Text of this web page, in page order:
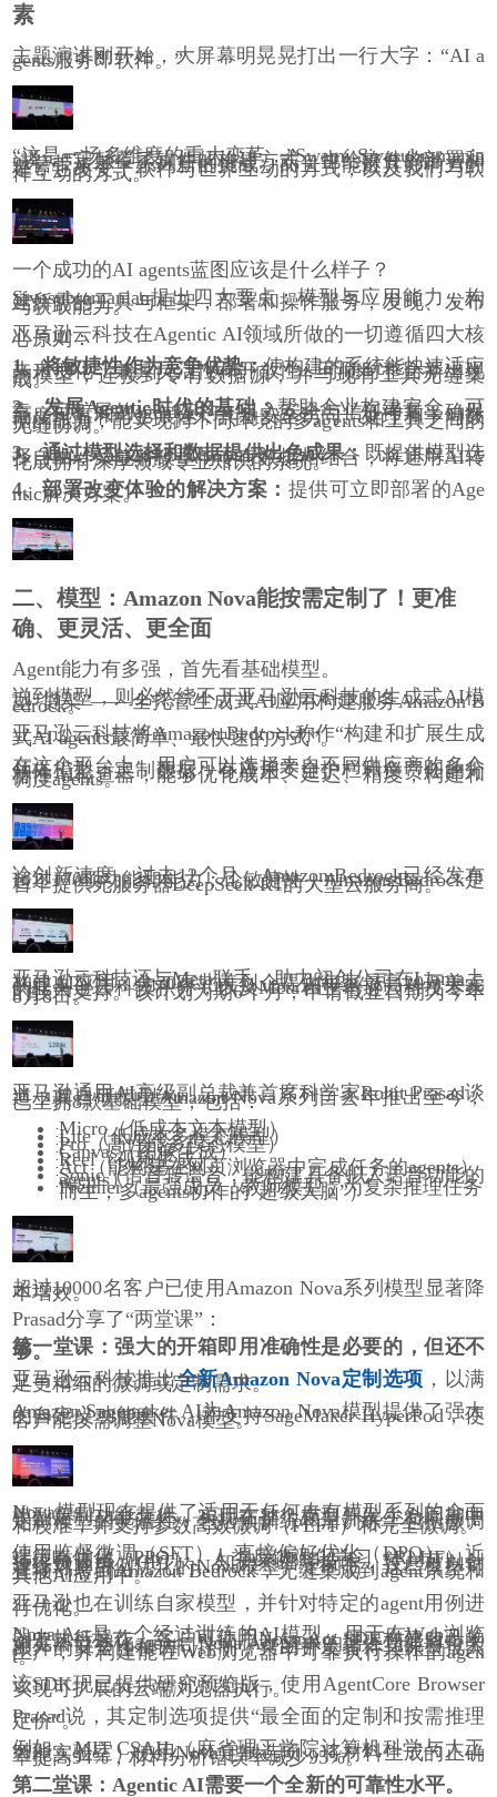
素
主题演讲刚开始，大屏幕明晃晃打出一行大字：“AI a
gents服务即软件。”
“这是一场多维度的重大变革，”Swami Sivasubramania
n说，“它颠覆了软件的构建方式，也给软件的部署和
运营带来了一系列新的挑战，而且可能最具影响力的
是，它改变了软件与世界互动的方式，以及我们与软
件互动的方式。”
一个成功的AI agents蓝图应该是什么样子？
Sivasubramanian提出四大要点：模型与应用能力，构
建所需的工具与框架，部署和操作服务，发现、发布
与获取能力。
亚马逊云科技在Agentic AI领域所做的一切遵循四大核
心原则：
1、将敏捷性作为竞争优势：使构建的系统能快速适应
未来变化，兼具灵活性和开放性，可随时整合新出现
的模型，连接到专有数据源，并与现有工具无缝集
成。
2、发展Agentic时代的基础：帮助企业构建安全、可
靠、可扩展的agent架构，引入安全与信任考量，确保
高度可靠和可扩展性，具备安全访问、处理和学习数
据的能力，能实现跨不同环境的多agents和工具之间的
无缝协调。
3、通过模型选择和数据提供出色成果： 既提供模型选
择自由，又能将模型与专有数据相结合，将通用AI转
化成拥有深厚领域专业知识的系统。
4、部署改变体验的解决方案： 提供可立即部署的Age
ntic解决方案。
二、模型：Amazon Nova能按需定制了！更准
确、更灵活、更全面
Agent能力有多强，首先看基础模型。
说到模型，则必然绕不开亚马逊云科技的生成式AI模
型“货架”——全托管生成式AI应用构建服务Amazon B
edrock。
亚马逊云科技将Amazon Bedrock称作“构建和扩展生成
式AI agents最简单、最快速的方式”。
在这个平台上，用户可以选择来自不同供应商的多个
领先模型，定制数据，有应用安全护栏和负责任的分
析性AI检查器，能够优化成本、延迟、精度，构建和
调度agents。
论创新速度，过去12个月，Amazon Bedrock已经发布
超过170项功能和能力；论敏捷性，Amazon Bedrock是
首个提供无服务器DeepSeek-R1的大型云服务商。
亚马逊云科技还与Meta联手，助力初创公司在Llama上
构建AI应用，为30家北美创企提供每家最高20万美元
的亚马逊云科技积分，以及Meta和亚马逊云科技专家
的技术支持。该计划为期6个月，申请截止日期为今年
8月8日。
亚马逊通用AI高级副总裁兼首席科学家Rohit Prasad谈
道，其自研模型Amazon Nova系列自去年推出至今，
已坐拥8款基础模型，包括：
Micro（低成本文本模型）
Lite（低成本多模态模型）
Pro（高性能多模态模型）
Canvas（图像生成）
Reel（视频生成）
Act（能构建在网页浏览器中完成任务的agents）
Sonic（语音转语音，能构建具备拟人语音功能的
agents）
Premier（最强成员，教师模型，为复杂推理任务
而生，多agents协作的“超级大脑”）
超过10000名客户已使用Amazon Nova系列模型显著降
本增效。
Prasad分享了“两堂课”：
第一堂课：强大的开箱即用准确性是必要的，但还不
够。
亚马逊云科技推出全新Amazon Nova定制选项 ，以满
足更精细的微调或定制需求。
Amazon Sagemaker AI为Amazon Nova模型提供了强大
的自定义功能套件，并支持SageMaker HyperPod，使
客户能按需调整Nova模型。
Nova模型现在提供了适用于任何专有模型系列的全面
模型定制功能套件，实现在整个模型开发生命周期中
定制模型的灵活性，包括预训练和后训练，包括微调
和校准，并支持参数高效微调（PEFT）和完全微调。
使用监督微调（SFT）、直接偏好优化（DPO）、近
端策略优化（PPO）、人类反馈强化学习（RLHF）、
持续预训练（CPT）、知识蒸馏等技术，客户可以创
建针对其用例优化的Nova模型。定制后，这些模型可
直接部署到Amazon Bedrock，无缝集成到agent系统和
其他AI应用中。
亚马逊也在训练自家模型，并针对特定的agent用例进
行优化。
Nova Act是一个经过训练的AI模型，用于在Web浏览
器中执行操作。客户可使用Nova Act SDK构建自己的
浏览器自动化agent。Nova Act SDK的增强功能将带来
额外的安全性和访问控制，帮助开发者将其原型投入
生产，并构建能在Web浏览器中可靠执行操作的agen
t。
该SDK现已提供研究预览版，使用AgentCore Browser
实现可扩展的云端浏览器执行。
Prasad说，其定制选项提供“最全面的定制和按需推理
定价”。
例如，MIT CSAIL（麻省理工学院计算机科学与人工
智能实验室）使用Nova定制选项，将材料生成的正确
率提高94%，材料分析错误率减少95%。
第二堂课：Agentic AI需要一个全新的可靠性水平。